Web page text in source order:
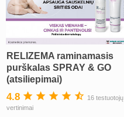
RELIZEMA raminamasis
purškalas SPRAY & GO
(atsiliepimai)
4.8
16 testuotojų
vertinimai